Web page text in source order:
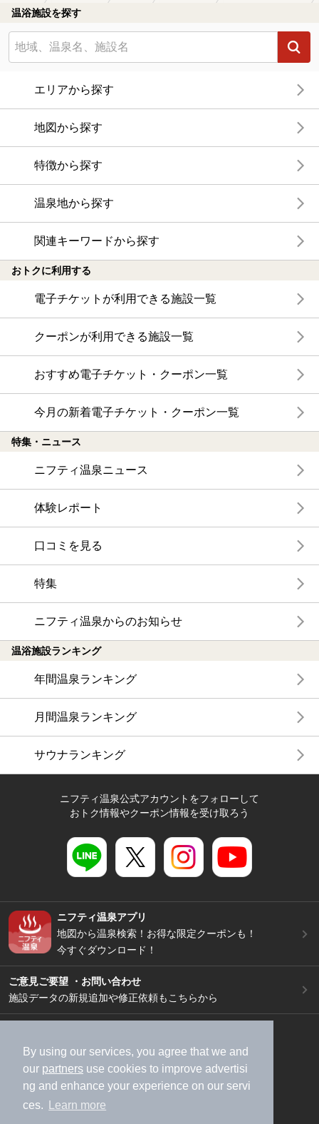
By using our services, you agree that we and
our partners use cookies to improve advertisi
ng and enhance your experience on our servi
ces.
Learn more
温浴施設を探す
エリアから探す
地図から探す
特徴から探す
温泉地から探す
関連キーワードから探す
おトクに利用する
電子チケットが利用できる施設一覧
クーポンが利用できる施設一覧
おすすめ電子チケット・クーポン一覧
今月の新着電子チケット・クーポン一覧
特集・ニュース
ニフティ温泉ニュース
体験レポート
口コミを見る
特集
ニフティ温泉からのお知らせ
温浴施設ランキング
年間温泉ランキング
月間温泉ランキング
サウナランキング
ニフティ温泉公式アカウントをフォローして
おトク情報やクーポン情報を受け取ろう
ニフティ温泉アプリ
地図から温泉検索！お得な限定クーポンも！
今すぐダウンロード！
ご意見ご要望 ・お問い合わせ
施設データの新規追加や修正依頼もこちらから
加盟店募集（資料請求）
広告出稿のご案内
利用規約
ライフスタイルMEMBERS+規約
特定商取引法に基づく表記
ヘルプ
採用情報
運営会社